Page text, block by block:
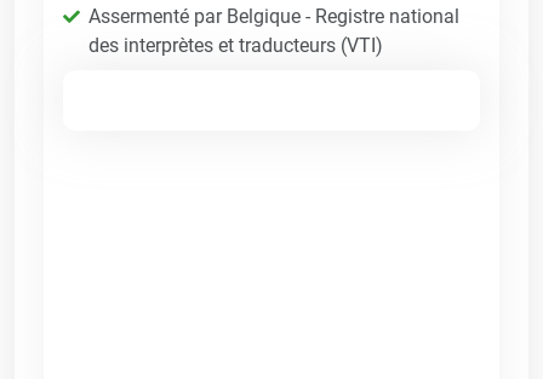
Assermenté par Belgique - Registre national
des interprètes et traducteurs (VTI)